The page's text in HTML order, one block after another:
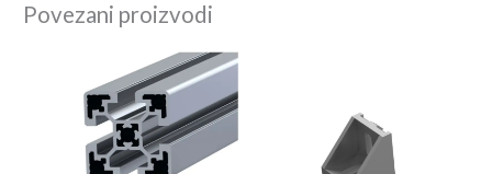
Povezani proizvodi